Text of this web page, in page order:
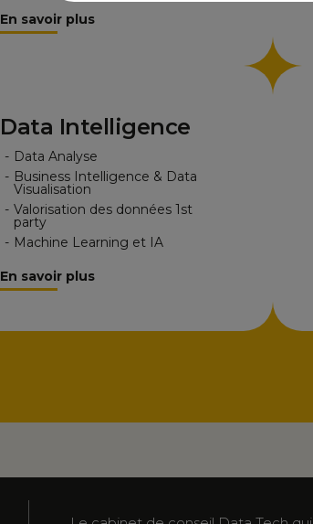
En savoir plus
Data Intelligence
- Data Analyse
- Business Intelligence & Data
Visualisation
- Valorisation des données 1st
party
- Machine Learning et IA
En savoir plus